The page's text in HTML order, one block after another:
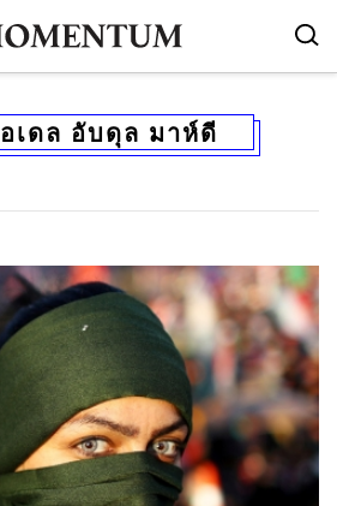
อเดล อับดุล มาห์ดี